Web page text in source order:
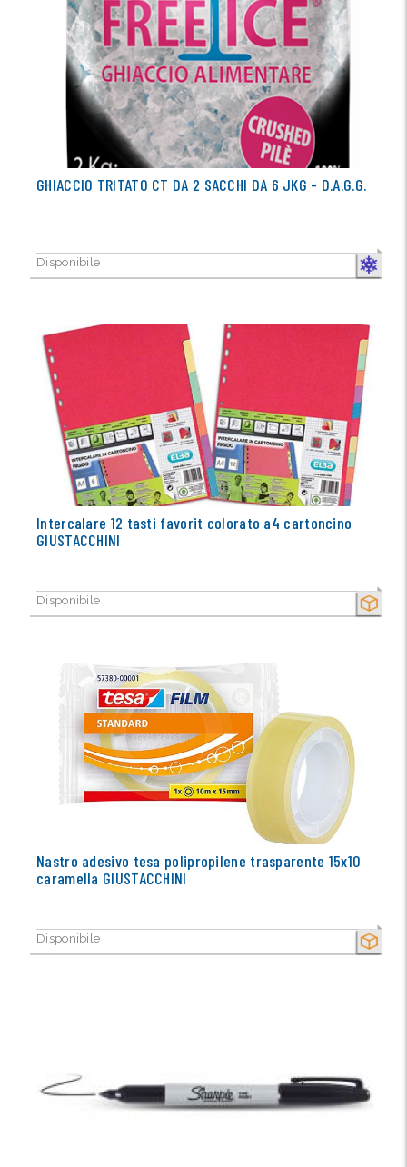
GHIACCIO TRITATO CT DA 2 SACCHI DA 6 JKG - D.A.G.G.
Disponibile
SECCO
Intercalare 12 tasti favorit colorato a4 cartoncino
GIUSTACCHINI
Disponibile
SECCO
Nastro adesivo tesa polipropilene trasparente 15x10
caramella GIUSTACCHINI
Disponibile